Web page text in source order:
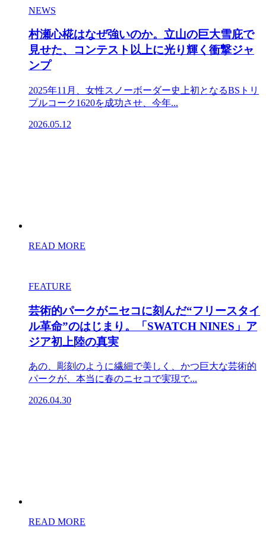
NEWS
村瀬心椛はなぜ強いのか。立山の巨大雪庇で
見せた、コンテスト以上に光り輝く衝撃ジャ
ンプ
2025年11月、女性スノーボーダー史上初となるBSトリ
プルコーク1620を成功させ、今年...
2026.05.12
READ MORE
FEATURE
芸術的パークがニセコに刻んだ“フリースタイ
ル革命”のはじまり。「SWATCH NINES」ア
ジア初上陸の真実
あの、彫刻のように繊細で美しく、かつ巨大な芸術的
パークが、本当に春のニセコで実現で...
2026.04.30
READ MORE